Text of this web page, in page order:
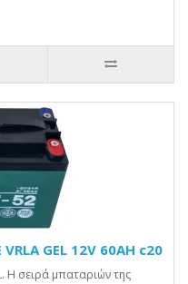
GEL 12V 60AH c20
Η σειρά μπαταριών της